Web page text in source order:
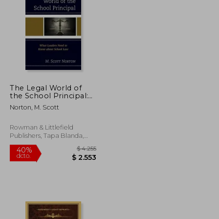
$ 1.629
$ 978
40%
The Legal World of
the School Principal:
What Leaders Need to
Know about School
Norton, M. Scott
Rowman & Littlefield
Publishers, Tapa Blanda,
Nuevo